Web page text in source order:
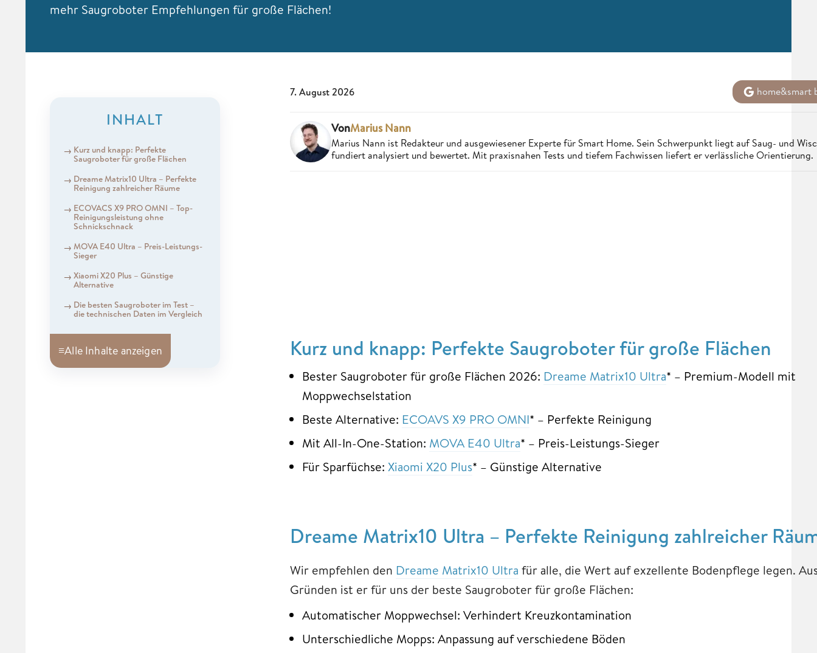
mehr Saugroboter Empfehlungen für große Flächen!
INHALT
Kurz und knapp: Perfekte
Saugroboter für große Flächen
Dreame Matrix10 Ultra – Perfekte
Reinigung zahlreicher Räume
ECOVACS X9 PRO OMNI – Top-
Reinigungsleistung ohne
Schnickschnack
MOVA E40 Ultra – Preis-Leistungs-
Sieger
Xiaomi X20 Plus – Günstige
Alternative
Die besten Saugroboter im Test –
die technischen Daten im Vergleich
≡Alle Inhalte anzeigen
7. August 2026 home&smart
VonMarius Nann
Marius Nann ist Redakteur und ausgewiesener Experte für Smart Home. Sein Schwerpunkt liegt auf Saug- und
fundiert analysiert und bewertet. Mit praxisnahen Tests und tiefem Fachwissen liefert er verlässliche Orientierung.
Kurz und knapp: Perfekte Saugroboter für große Flächen
Bester Saugroboter für große Flächen 2026: Dreame Matrix10 Ultra* – Premium-Modell mit
Moppwechselstation
Beste Alternative: ECOAVS X9 PRO OMNI* – Perfekte Reinigung
Mit All-In-One-Station: MOVA E40 Ultra* – Preis-Leistungs-Sieger
Für Sparfüchse: Xiaomi X20 Plus* – Günstige Alternative
Dreame Matrix10 Ultra – Perfekte Reinigung zahlreicher
Wir empfehlen den Dreame Matrix10 Ultra für alle, die Wert auf exzellente Bodenpflege legen.
Gründen ist er für uns der beste Saugroboter für große Flächen:
Automatischer Moppwechsel: Verhindert Kreuzkontamination
Unterschiedliche Mopps: Anpassung auf verschiedene Böden